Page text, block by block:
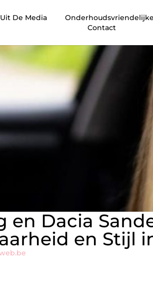
Uit De Media
Contact
en Dacia
en Stijl